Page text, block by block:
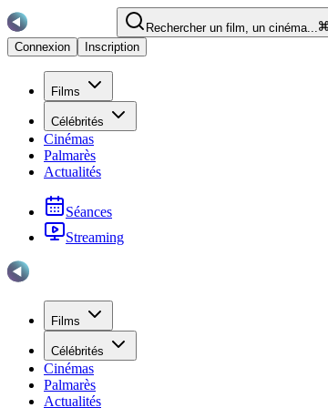
Rechercher un film, un cinéma...
Connexion
Inscription
Films
Célébrités
Cinémas
Palmarès
Actualités
Séances
Streaming
Films
Célébrités
Cinémas
Palmarès
Actualités